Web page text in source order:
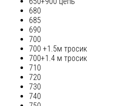
680
685
690
700
700 +1.5м тросик
700+1.4 м тросик
710
720
730
740